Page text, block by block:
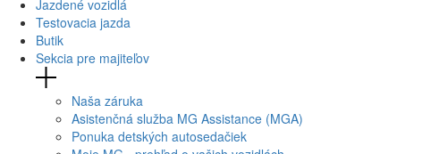
Jazdené vozidlá
Testovacia jazda
Butik
Sekcia pre majiteľov
Naša záruka
Asistenčná služba MG Assistance (MGA)
Ponuka detských autosedačiek